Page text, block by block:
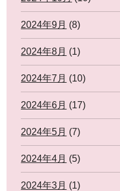
2024年9月 (8)
2024年8月 (1)
2024年7月 (10)
2024年6月 (17)
2024年5月 (7)
2024年4月 (5)
2024年3月 (1)